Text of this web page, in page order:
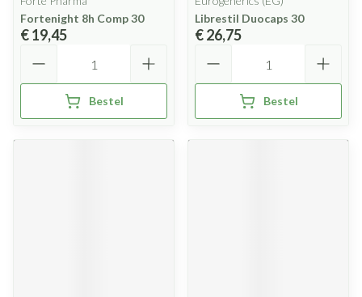
Fortenight 8h Comp 30
€ 19,45
Bestel
Librestil Duocaps 30
€ 26,75
Bestel